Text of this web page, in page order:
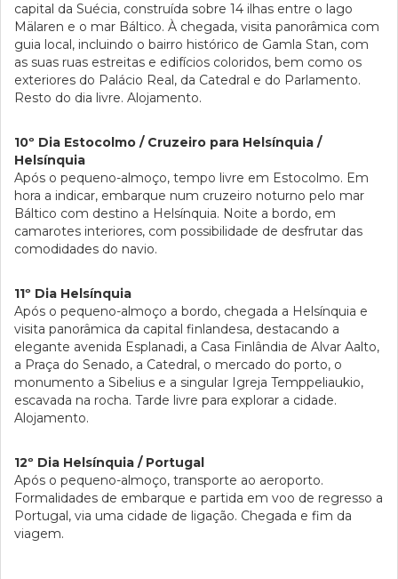
capital da Suécia, construída sobre 14 ilhas entre o lago
Mälaren e o mar Báltico. À chegada, visita panorâmica com
guia local, incluindo o bairro histórico de Gamla Stan, com
as suas ruas estreitas e edifícios coloridos, bem como os
exteriores do Palácio Real, da Catedral e do Parlamento.
Resto do dia livre. Alojamento.
10º Dia Estocolmo / Cruzeiro para Helsínquia /
Helsínquia
Após o pequeno-almoço, tempo livre em Estocolmo. Em
hora a indicar, embarque num cruzeiro noturno pelo mar
Báltico com destino a Helsínquia. Noite a bordo, em
camarotes interiores, com possibilidade de desfrutar das
comodidades do navio.
11º Dia Helsínquia
Após o pequeno-almoço a bordo, chegada a Helsínquia e
visita panorâmica da capital finlandesa, destacando a
elegante avenida Esplanadi, a Casa Finlândia de Alvar Aalto,
a Praça do Senado, a Catedral, o mercado do porto, o
monumento a Sibelius e a singular Igreja Temppeliaukio,
escavada na rocha. Tarde livre para explorar a cidade.
Alojamento.
12º Dia Helsínquia / Portugal
Após o pequeno-almoço, transporte ao aeroporto.
Formalidades de embarque e partida em voo de regresso a
Portugal, via uma cidade de ligação. Chegada e fim da
viagem.